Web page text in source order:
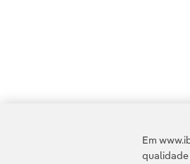
Em
qualidade